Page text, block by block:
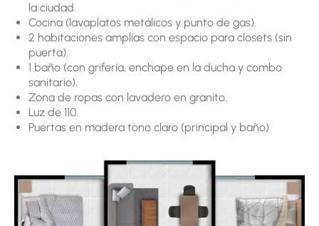
Leaflet| Map data ©
la ciudad.
Cocina (lavaplatos metálicos y punto de gas).
2 habitaciones amplias con espacio para closets (sin
puerta).
1 baño (con grifería, enchape en la ducha y combo
sanitario).
Zona de ropas con lavadero en granito.
Luz de 110.
Puertas en madera tono claro (principal y baño)